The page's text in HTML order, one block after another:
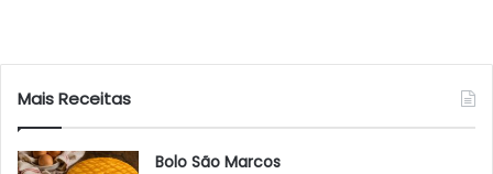
Mais Receitas
Bolo São Marcos